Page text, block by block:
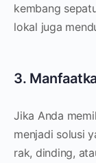
kembang
lokal juga
3.
Jika Anda
menjadi solusi
rak, dinding,